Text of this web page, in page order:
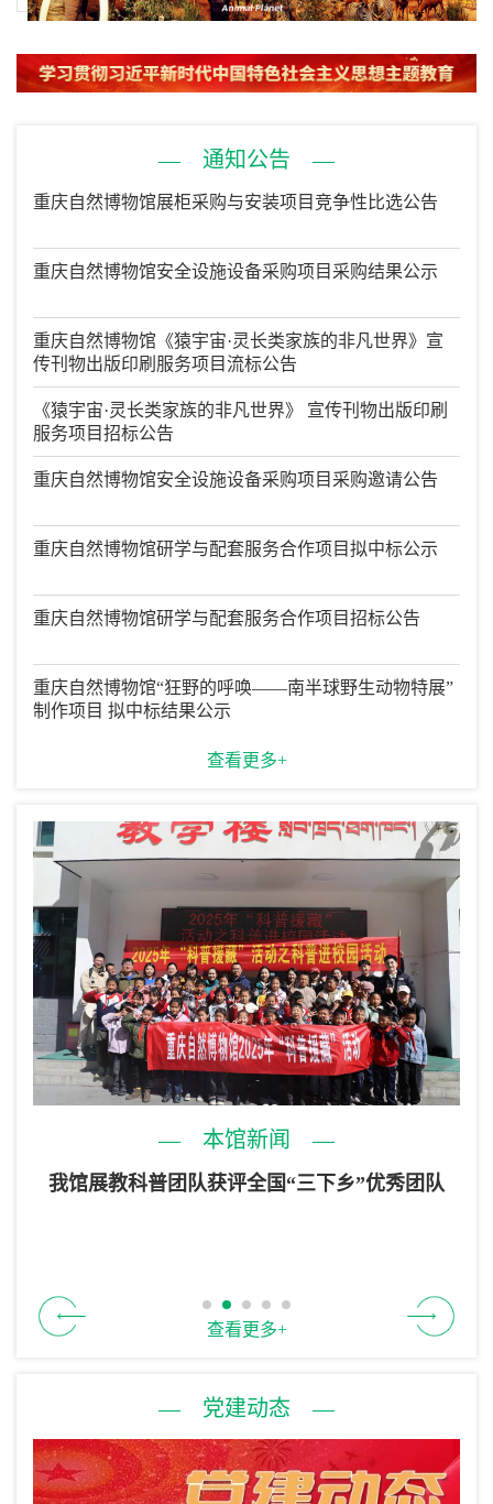
— 通知公告 —
重庆自然博物馆展柜采购与安装项目竞争性比选公告
重庆自然博物馆安全设施设备采购项目采购结果公示
重庆自然博物馆《猿宇宙·灵长类家族的非凡世界》宣
传刊物出版印刷服务项目流标公告
《猿宇宙·灵长类家族的非凡世界》 宣传刊物出版印刷
服务项目招标公告
重庆自然博物馆安全设施设备采购项目采购邀请公告
重庆自然博物馆研学与配套服务合作项目拟中标公示
重庆自然博物馆研学与配套服务合作项目招标公告
重庆自然博物馆“狂野的呼唤——南半球野生动物特展”
制作项目 拟中标结果公示
查看更多+
— 本馆新闻 —
我馆展教科普团队获评全国“三下乡”优秀团队
查看更多+
— 党建动态 —